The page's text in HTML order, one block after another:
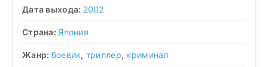
Дата выхода: 2002
Страна: Япония
Жанр: боевик, триллер, криминал